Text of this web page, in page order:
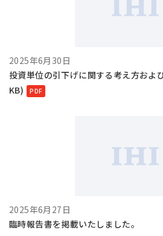
2025年6月30日
投資単位の引下げに関する考え方およ
KB)
2025年6月27日
臨時報告書を掲載いたしました。